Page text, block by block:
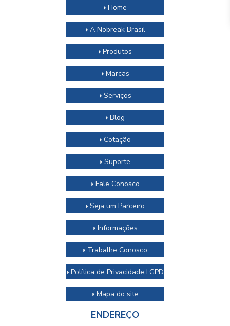
Home
A Nobreak Brasil
Produtos
Marcas
Serviços
Blog
Cotação
Suporte
Fale Conosco
Seja um Parceiro
Informações
Trabalhe Conosco
Política de Privacidade LGPD
Mapa do site
ENDEREÇO